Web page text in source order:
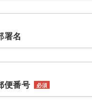
署名
便番号 必須